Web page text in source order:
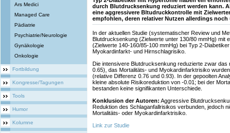
Ars Medici
Managed Care
Pädiatrie
Psychiatrie/Neurologie
Gynäkologie
Onkologie
Fortbildung
Kongresse/Tagungen
Tools
Humor
Kolumne
durch Blutdrucksenkung reduziert werden kann.
eine aggressivere Bltudruckkontrolle mit
empfohlen, deren relativer Nutzen allerdings noch
In der aktuellen Studie (systematischer Review und
Blutdrucksenkung (Zielwerte unter 130/80 mmHg) mit
(Zielwerte 140-160/85-100 mmHg) bei Typ 2-
Myokardinfarkt- und Hirnschlagrisiko.
Die intensivere Blutdrucksenkung reduzierte zwar das
0.65), das Mortalitäts- und Myokardinfarktrisiko
(relative Differenz 0.76 und 0.93). In der gepoolten
kleine absolute Risikoreduktion von -0.01; bei der
bestanden keine signifikanten Unterschiede.
Konklusion der Autoren: Aggressive
Reduktion des Schlaganfallrisikos verbunden, jedoch
Mortalitäts- oder Myokardinfarktrisiko.
Link zur Studie